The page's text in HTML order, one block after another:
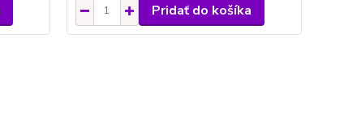
Pridať do košíka